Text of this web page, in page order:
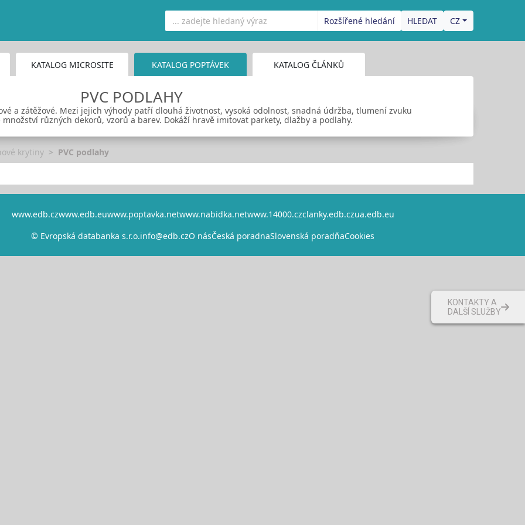
Rozšířené hledání CZ
KATALOG MICROSITE KATALOG POPTÁVEK KATALOG ČLÁNKŮ
PVC PODLAHY
a zátěžové. Mezi jejich výhody patří dlouhá životnost, vysoká odolnost, snadná údržba, tlumení zvuku
různých dekorů, vzorů a barev. Dokáží hravě imitovat parkety, dlažby a podlahy.
krytiny
PVC podlahy
www.edb.czwww.edb.euwww.poptavka.netwww.nabidka.netwww.14000.czclanky.edb.czua.edb.eu
© Evropská databanka s.r.o.info@edb.czO násČeská poradnaSlovenská poradňaCookies
KONTAKTY A
DALŠÍ SLUŽBY